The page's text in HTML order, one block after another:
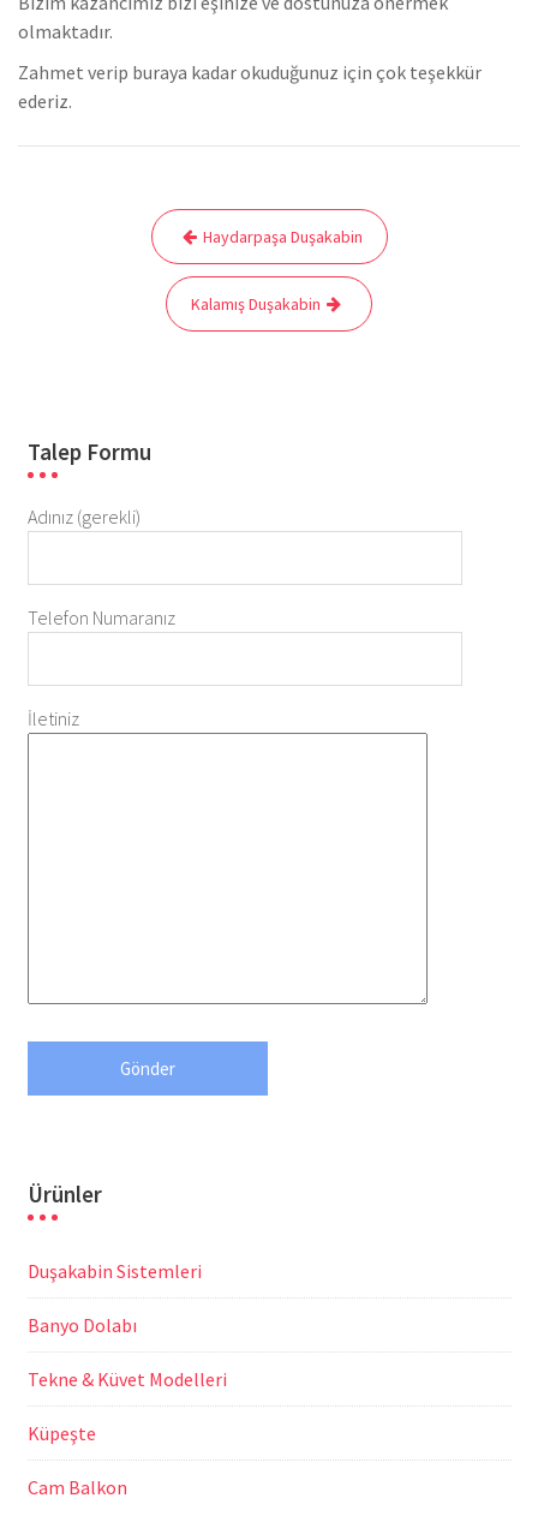
olmaktadır.
Zahmet verip buraya kadar okuduğunuz için çok teşekkür
ederiz.
gezinmesi
Haydarpaşa Duşakabin
Kalamış Duşakabin
Talep Formu
Adınız (gerekli)
Telefon Numaranız
İletiniz
Ürünler
Duşakabin Sistemleri
Banyo Dolabı
Tekne & Küvet Modelleri
Küpeşte
Cam Balkon